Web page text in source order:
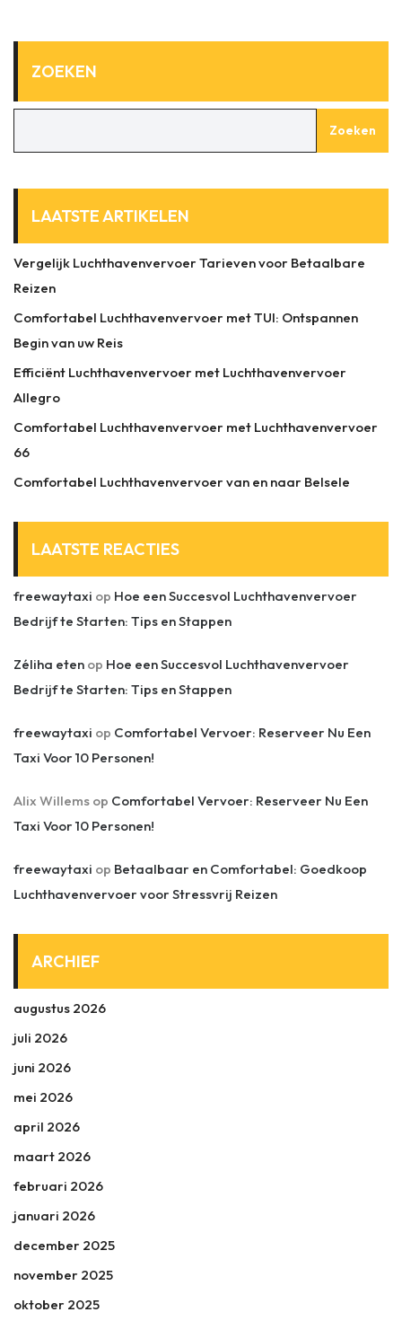
ZOEKEN
Zoeken
LAATSTE ARTIKELEN
Vergelijk Luchthavenvervoer Tarieven voor Betaalbare
Reizen
Comfortabel Luchthavenvervoer met TUI: Ontspannen
Begin van uw Reis
Efficiënt Luchthavenvervoer met Luchthavenvervoer
Allegro
Comfortabel Luchthavenvervoer met Luchthavenvervoer
66
Comfortabel Luchthavenvervoer van en naar Belsele
LAATSTE REACTIES
freewaytaxi op Hoe een Succesvol Luchthavenvervoer
Bedrijf te Starten: Tips en Stappen
Zéliha eten op Hoe een Succesvol Luchthavenvervoer
Bedrijf te Starten: Tips en Stappen
freewaytaxi op Comfortabel Vervoer: Reserveer Nu Een
Taxi Voor 10 Personen!
Alix Willems op Comfortabel Vervoer: Reserveer Nu Een
Taxi Voor 10 Personen!
freewaytaxi op Betaalbaar en Comfortabel: Goedkoop
Luchthavenvervoer voor Stressvrij Reizen
ARCHIEF
augustus 2026
juli 2026
juni 2026
mei 2026
april 2026
maart 2026
februari 2026
januari 2026
december 2025
november 2025
oktober 2025